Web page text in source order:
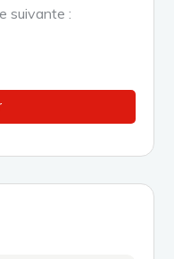
suivante :